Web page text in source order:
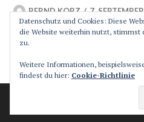
BERND KORZ 7.
Stolz präsentiert von
Datenschutz und Cookies: Diese
die Website weiterhin nutzt, stimmst
zu.
Weitere Informationen,
findest du hier: Cookie-Richtlinie